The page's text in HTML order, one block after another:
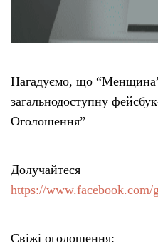
Нагадуємо, що
загальнодоступну
Оголошення”
Долучайтеся
https://www.facebook.com/
Свіжі оголошення: